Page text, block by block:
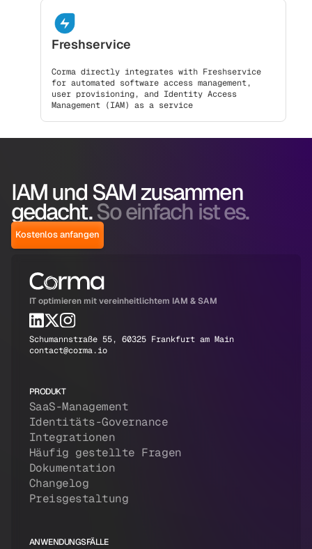
Freshservice
Corma directly integrates with Freshservice
for automated software access management,
user provisioning, and Identity Access
Management (IAM) as a service
IAM und SAM zusammen
gedacht.So einfach ist es.
Kostenlos anfangen
IT optimieren mit vereinheitlichtem IAM & SAM
Schumannstraße 55, 60325 Frankfurt am Main
contact@corma.io
PRODUKT
SaaS-Management
Identitäts-Governance
Integrationen
Häufig gestellte Fragen
Dokumentation
Changelog
Preisgestaltung
ANWENDUNGSFÄLLE